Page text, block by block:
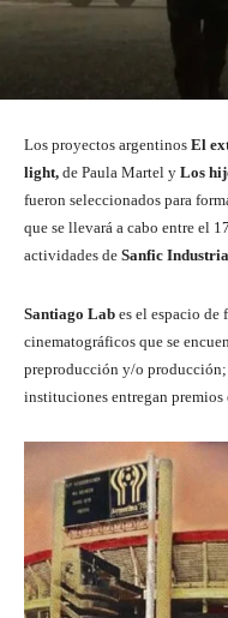
Los proyectos argentinos El
light, de Paula Martel y Los
fueron seleccionados para
que se llevará a cabo entre el
actividades de Sanfic Industria
Santiago Lab es el espacio
cinematográficos que se
preproducción y/o producción;
instituciones entregan premios